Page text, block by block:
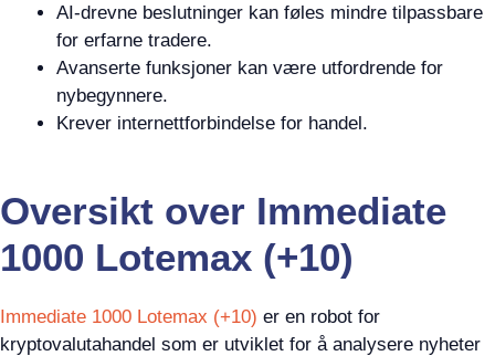
AI-drevne beslutninger kan føles mindre tilpassbare
for erfarne tradere.
Avanserte funksjoner kan være utfordrende for
nybegynnere.
Krever internettforbindelse for handel.
Oversikt over Immediate
1000 Lotemax (+10)
Immediate 1000 Lotemax (+10) er en robot for
kryptovalutahandel som er utviklet for å analysere nyheter